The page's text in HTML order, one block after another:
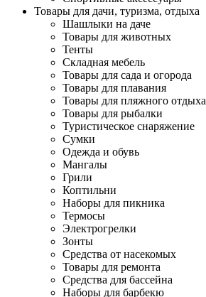
Товары для дачи, туризма, отдыха
Шашлыки на даче
Товары для животных
Тенты
Складная мебель
Товары для сада и огорода
Товары для плавания
Товары для пляжного отдыха
Товары для рыбалки
Туристическое снаряжение
Сумки
Одежда и обувь
Мангалы
Грили
Коптильни
Наборы для пикника
Термосы
Электрогрелки
Зонты
Средства от насекомых
Товары для ремонта
Средства для бассейна
Наборы для барбекю